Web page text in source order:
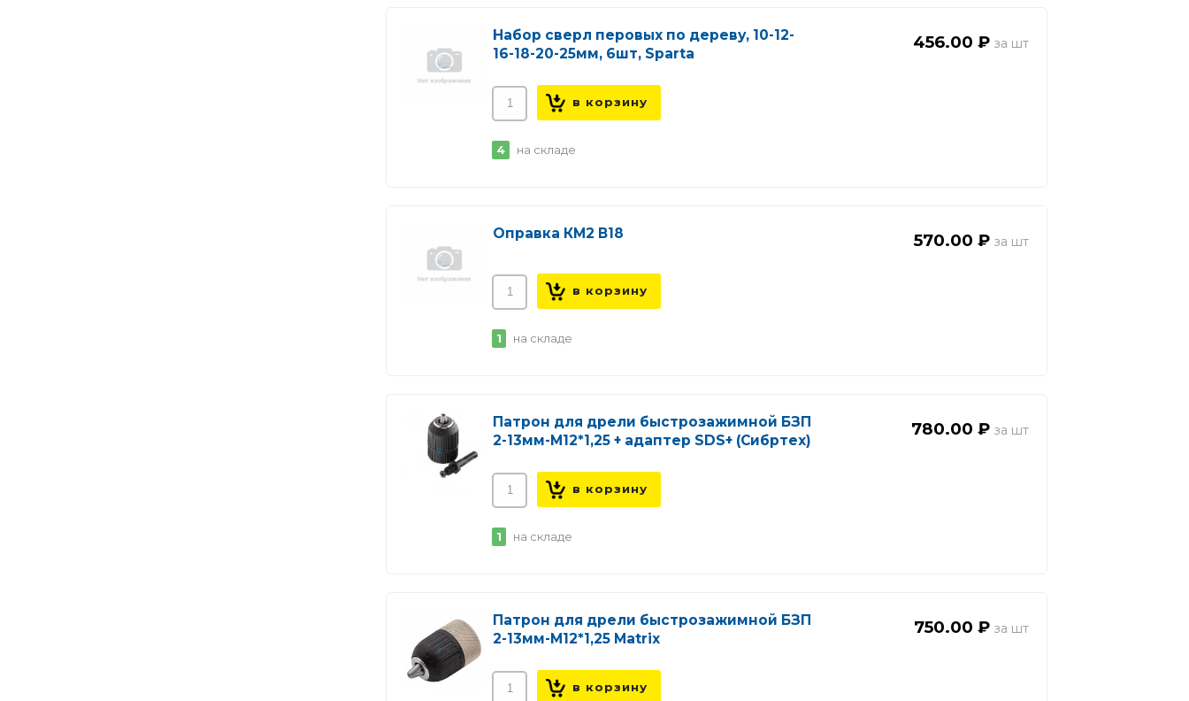
Набор сверл перовых по дереву, 10-12-
16-18-20-25мм, 6шт, Sparta
456.00 ₽
4 на складе
Оправка КМ2 В18 570.00 ₽
1 на складе
Патрон для дрели быстрозажимной БЗП
2-13мм-М12*1,25 + адаптер SDS+ (Сибртех)
780.00 ₽
1 на складе
Патрон для дрели быстрозажимной БЗП
2-13мм-М12*1,25 Matrix
750.00 ₽